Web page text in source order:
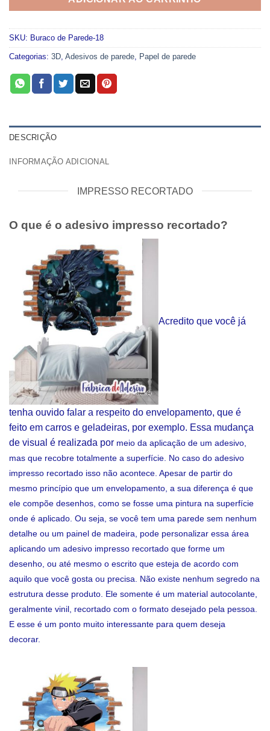
SKU: Buraco de Parede-18
Categorias: 3D Adesivos de parede Papel de parede
DESCRIÇÃO
INFORMAÇÃO ADICIONAL
IMPRESSO RECORTADO
O que é o adesivo impresso recortado?
Acredito que você já
tenha ouvido falar a respeito do envelopamento, que é
feito em carros e geladeiras, por exemplo. Essa mudança
de visual é realizada por meio da aplicação de um adesivo,
mas que recobre totalmente a superfície. No caso do adesivo
impresso recortado isso não acontece. Apesar de partir do
mesmo princípio que um envelopamento, a sua diferença é que
ele compõe desenhos, como se fosse uma pintura na superfície
onde é aplicado. Ou seja, se você tem uma parede sem nenhum
detalhe ou um painel de madeira, pode personalizar essa área
aplicando um adesivo impresso recortado que forme um
desenho, ou até mesmo o escrito que esteja de acordo com
aquilo que você gosta ou precisa. Não existe nenhum segredo na
estrutura desse produto. Ele somente é um material autocolante,
geralmente vinil, recortado com o formato desejado pela pessoa.
E esse é um ponto muito interessante para quem deseja
decorar.